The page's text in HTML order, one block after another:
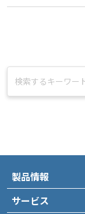
製品情報
サービス